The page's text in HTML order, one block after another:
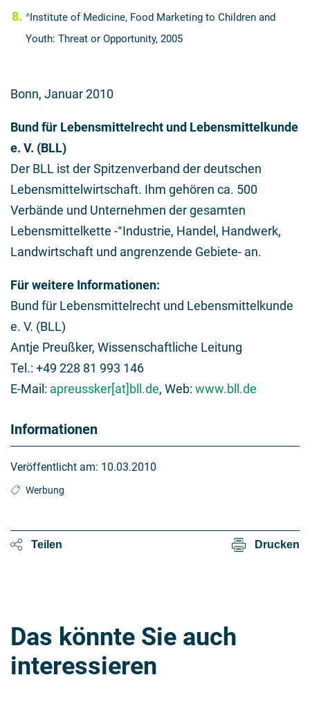
^Institute of Medicine, Food Marketing to Children and
Youth: Threat or Opportunity, 2005
Bonn, Januar 2010
Bund für Lebensmittelrecht und Lebensmittelkunde
e. V. (BLL)
Der BLL ist der Spitzenverband der deutschen
Lebensmittelwirtschaft. Ihm gehören ca. 500
Verbände und Unternehmen der gesamten
Lebensmittelkette -°Industrie, Handel, Handwerk,
Landwirtschaft und angrenzende Gebiete- an.
Für weitere Informationen:
Bund für Lebensmittelrecht und Lebensmittelkunde
e. V. (BLL)
Antje Preußker, Wissenschaftliche Leitung
Tel.: +49 228 81 993 146
E-Mail: apreussker[at]bll.de, Web: www.bll.de
Informationen
Veröffentlicht am: 10.03.2010
Werbung
Teilen Drucken
Das könnte Sie auch
interessieren